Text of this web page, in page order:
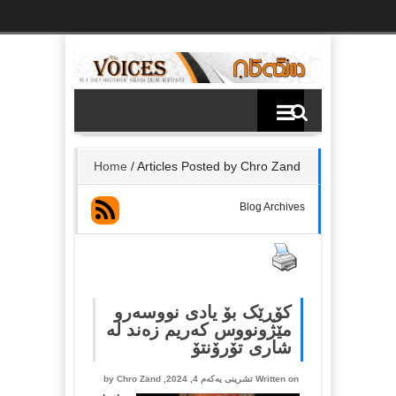
Home /Articles Posted by Chro Zand
Blog Archives
کۆڕێک بۆ یادی نووسەرو
مێژونووس کەریم زەند لە
شاری تۆرۆنتۆ
Written on تشرینی یه‌كه‌م 4, 2024, by
Chro Zand